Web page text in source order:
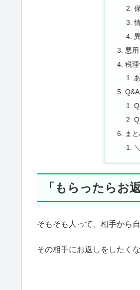
悪
税
ま
「もらったらお
そもそも人って、相手から
その相手にお返しをしたく